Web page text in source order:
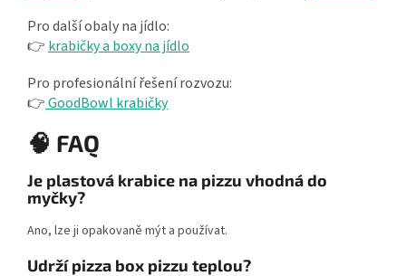
Pro další obaly na jídlo:
👉 krabičky a boxy na jídlo
Pro profesionální řešení rozvozu:
👉GoodBowl krabičky
🧠 FAQ
Je plastová krabice na pizzu vhodná do
myčky?
Ano, lze ji opakovaně mýt a používat.
Udrží pizza box pizzu teplou?